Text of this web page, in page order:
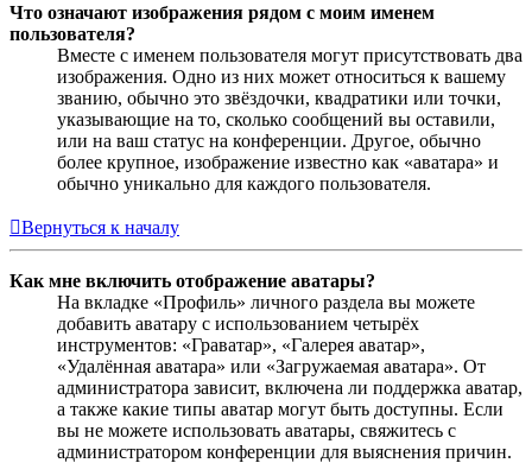
Что означают изображения рядом с моим именем
пользователя?
Вместе с именем пользователя могут присутствовать два
изображения. Одно из них может относиться к вашему
званию, обычно это звёздочки, квадратики или точки,
указывающие на то, сколько сообщений вы оставили,
или на ваш статус на конференции. Другое, обычно
более крупное, изображение известно как «аватара» и
обычно уникально для каждого пользователя.
Вернуться к началу
Как мне включить отображение аватары?
На вкладке «Профиль» личного раздела вы можете
добавить аватару с использованием четырёх
инструментов: «Граватар», «Галерея аватар»,
«Удалённая аватара» или «Загружаемая аватара». От
администратора зависит, включена ли поддержка аватар,
а также какие типы аватар могут быть доступны. Если
вы не можете использовать аватары, свяжитесь с
администратором конференции для выяснения причин.